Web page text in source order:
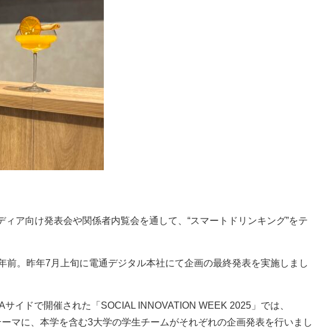
ア向け発表会や関係者内覧会を通して、“スマートドリンキング”をテ
前。昨年7月上旬に電通デジタル本社にて企画の最終発表を実施しまし
イドで開催された「SOCIAL INNOVATION WEEK 2025」では、
マに、本学を含む3大学の学生チームがそれぞれの企画発表を行いまし